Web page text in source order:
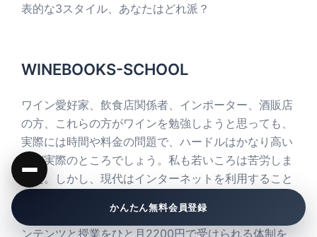
表的な3スタイル、あなたはどれ派？
WINEBOOKS-SCHOOL
ワイン愛好家、飲食店関係者、インポーター、酒販店
の方、これらの方がワインを勉強しようと思っても、
実際には時間や料金の問題で、ハードルはかなり高い
のが実際のところでしょう。私も若いころは苦労しま
した。しかし、現代はインターネットを利用すること
を受けられるのです。ワインブックスは最高水準のコ
ンテンツと授業をひと月2200円で受けられる体制を
かんたん無料会員登録